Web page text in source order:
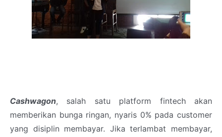
Cashwagon, salah satu platform fintech akan
memberikan bunga ringan, nyaris 0% pada customer
yang disiplin membayar. Jika terlambat membayar,